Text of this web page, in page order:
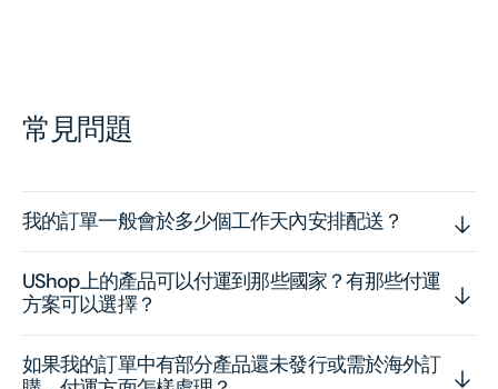
常見問題
我的訂單一般會於多少個工作天內安排配送？
UShop上的產品可以付運到那些國家？有那些付運
方案可以選擇？
如果我的訂單中有部分產品還未發行或需於海外訂